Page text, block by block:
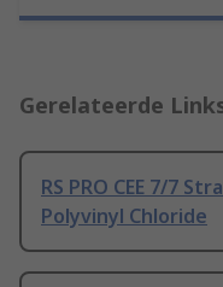
Gerelateerde
RS PRO CEE 7/7
Polyvinyl Chloride